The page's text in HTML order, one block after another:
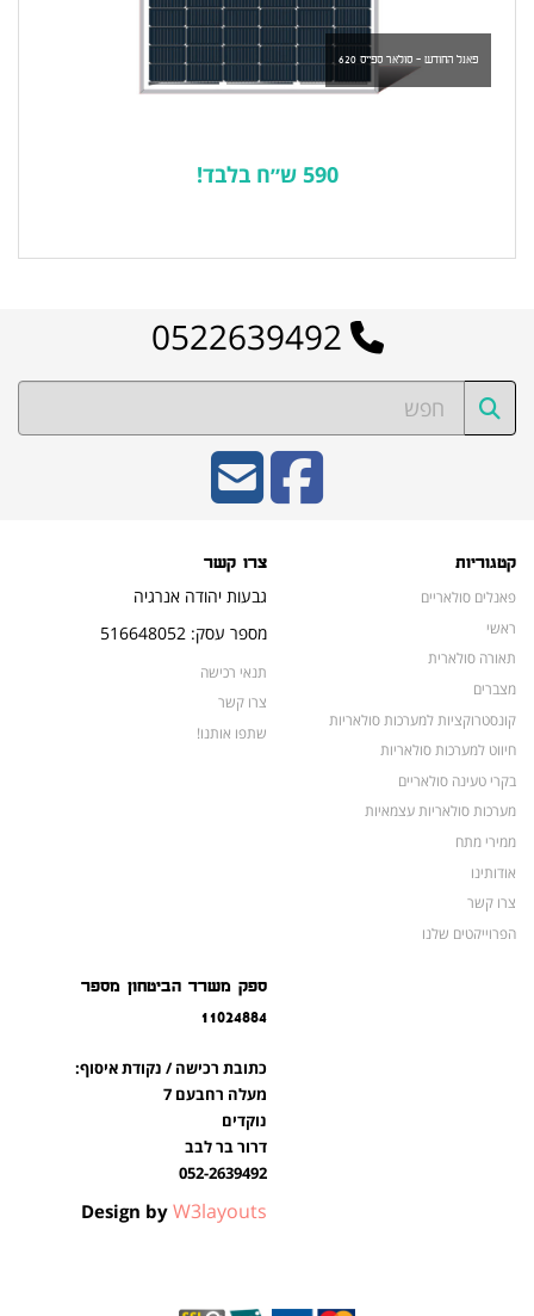
פאנל החודש - סולאר ספייס 620
590 ש״ח בלבד!
קטגוריות
פאנלים סולאריים
ראשי
תאורה סולארית
מצברים
קונסטרוקציות למערכות סולאריות
חיווט למערכות סולאריות
בקרי טעינה סולאריים
מערכות סולאריות עצמאיות
ממירי מתח
אודותינו
צרו קשר
הפרוייקטים שלנו
צרו קשר
גבעות יהודה אנרגיה
מספר עסק: 516648052
תנאי רכישה
צרו קשר
שתפו אותנו!
ספק משרד הביטחון מספר
11024884
כתובת רכישה / נקודת איסוף:
מעלה רחבעם 7
נוקדים
דרור בר לבב
052-2639492
Design by W3layouts